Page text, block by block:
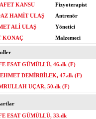
KANSU
Fizyoterapist
HAMİT ULAŞ
Antrenör
ALİ ULAŞ
Yönetici
KONAÇ
Malzemeci
ESAT GÜMÜLLÜ, 46.dk (F)
DEMİRBİLEK, 47.dk (F)
UÇAR, 50.dk (F)
ESAT GÜMÜLLÜ, 33.dk